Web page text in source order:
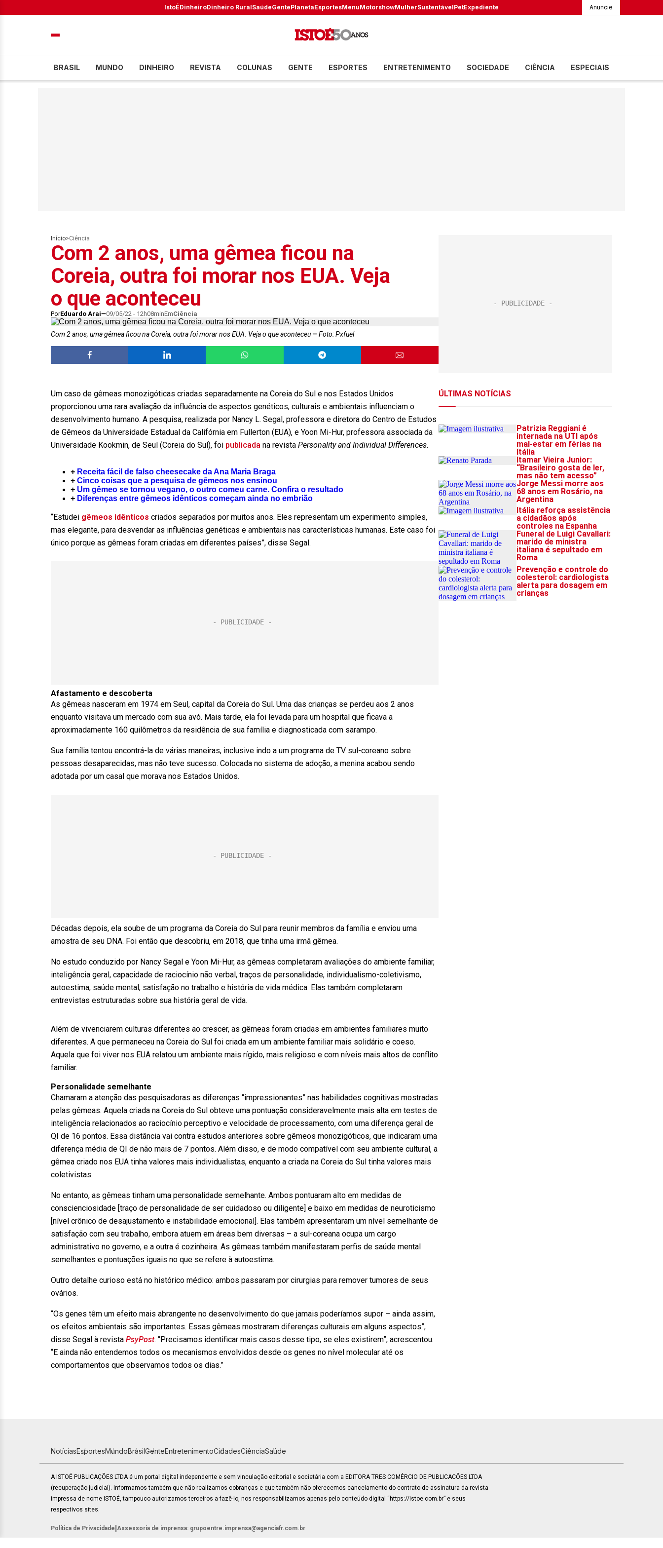
IstoÉDinheiroDinheiro RuralSaúdeGentePlanetaEsportesMenuMotorshowMulherSustentávelPetExpediente Anuncie
BRASIL MUNDO DINHEIRO REVISTA COLUNAS GENTE ESPORTES ENTRETENIMENTO SOCIEDADE CIÊNCIA ESPECIAIS
Início>Ciência
Com 2 anos, uma gêmea ficou na
Coreia, outra foi morar nos EUA. Veja
o que aconteceu
PorEduardo Arai 09/05/22 - 12h08minEmCiência
Com 2 anos, uma gêmea ficou na Coreia, outra foi morar nos EUA. Veja o que aconteceu Foto: Pxfuel
Um caso de gêmeas monozigóticas criadas separadamente na Coreia do Sul e nos Estados Unidos
proporcionou uma rara avaliação da influência de aspectos genéticos, culturais e ambientais influenciam o
desenvolvimento humano. A pesquisa, realizada por Nancy L. Segal, professora e diretora do Centro de Estudos
de Gêmeos da Universidade Estadual da Califórnia em Fullerton (EUA), e Yoon Mi-Hur, professora associada da
Universidade Kookmin, de Seul (Coreia do Sul), foi publicada na revista Personality and Individual Differences.
+ Receita fácil de falso cheesecake da Ana Maria Braga
+ Cinco coisas que a pesquisa de gêmeos nos ensinou
+ Um gêmeo se tornou vegano, o outro comeu carne. Confira o resultado
+ Diferenças entre gêmeos idênticos começam ainda no embrião
“Estudei gêmeos idênticos criados separados por muitos anos. Eles representam um experimento simples,
mas elegante, para desvendar as influências genéticas e ambientais nas características humanas. Este caso foi
único porque as gêmeas foram criadas em diferentes países”, disse Segal.
Afastamento e descoberta
As gêmeas nasceram em 1974 em Seul, capital da Coreia do Sul. Uma das crianças se perdeu aos 2 anos
enquanto visitava um mercado com sua avó. Mais tarde, ela foi levada para um hospital que ficava a
aproximadamente 160 quilômetros da residência de sua família e diagnosticada com sarampo.
Sua família tentou encontrá-la de várias maneiras, inclusive indo a um programa de TV sul-coreano sobre
pessoas desaparecidas, mas não teve sucesso. Colocada no sistema de adoção, a menina acabou sendo
adotada por um casal que morava nos Estados Unidos.
Décadas depois, ela soube de um programa da Coreia do Sul para reunir membros da família e enviou uma
amostra de seu DNA. Foi então que descobriu, em 2018, que tinha uma irmã gêmea.
No estudo conduzido por Nancy Segal e Yoon Mi-Hur, as gêmeas completaram avaliações do ambiente familiar,
inteligência geral, capacidade de raciocínio não verbal, traços de personalidade, individualismo-coletivismo,
autoestima, saúde mental, satisfação no trabalho e história de vida médica. Elas também completaram
entrevistas estruturadas sobre sua história geral de vida.
Além de vivenciarem culturas diferentes ao crescer, as gêmeas foram criadas em ambientes familiares muito
diferentes. A que permaneceu na Coreia do Sul foi criada em um ambiente familiar mais solidário e coeso.
Aquela que foi viver nos EUA relatou um ambiente mais rígido, mais religioso e com níveis mais altos de conflito
familiar.
Personalidade semelhante
Chamaram a atenção das pesquisadoras as diferenças “impressionantes” nas habilidades cognitivas mostradas
pelas gêmeas. Aquela criada na Coreia do Sul obteve uma pontuação consideravelmente mais alta em testes de
inteligência relacionados ao raciocínio perceptivo e velocidade de processamento, com uma diferença geral de
QI de 16 pontos. Essa distância vai contra estudos anteriores sobre gêmeos monozigóticos, que indicaram uma
diferença média de QI de não mais de 7 pontos. Além disso, e de modo compatível com seu ambiente cultural, a
gêmea criado nos EUA tinha valores mais individualistas, enquanto a criada na Coreia do Sul tinha valores mais
coletivistas.
No entanto, as gêmeas tinham uma personalidade semelhante. Ambos pontuaram alto em medidas de
conscienciosidade [traço de personalidade de ser cuidadoso ou diligente] e baixo em medidas de neuroticismo
[nível crônico de desajustamento e instabilidade emocional]. Elas também apresentaram um nível semelhante de
satisfação com seu trabalho, embora atuem em áreas bem diversas – a sul-coreana ocupa um cargo
administrativo no governo, e a outra é cozinheira. As gêmeas também manifestaram perfis de saúde mental
semelhantes e pontuações iguais no que se refere à autoestima.
Outro detalhe curioso está no histórico médico: ambos passaram por cirurgias para remover tumores de seus
ovários.
“Os genes têm um efeito mais abrangente no desenvolvimento do que jamais poderíamos supor – ainda assim,
os efeitos ambientais são importantes. Essas gêmeas mostraram diferenças culturais em alguns aspectos”,
disse Segal à revista PsyPost. “Precisamos identificar mais casos desse tipo, se eles existirem”, acrescentou.
“E ainda não entendemos todos os mecanismos envolvidos desde os genes no nível molecular até os
comportamentos que observamos todos os dias.”
NotíciasEsportesMundoBrasilGenteEntretenimentoCidadesCiênciaSaúde
A ISTOÉ PUBLICAÇÕES LTDA é um portal digital independente e sem vinculação editorial e societária com a EDITORA TRES COMÉRCIO DE PUBLICACÕES LTDA
(recuperação judicial). Informamos também que não realizamos cobranças e que também não oferecemos cancelamento do contrato de assinatura da revista
impressa de nome ISTOÉ, tampouco autorizamos terceiros a fazê-lo, nos responsabilizamos apenas pelo conteúdo digital “https://istoe.com.br” e seus
respectivos sites.
Política de Privacidade Assessoria de imprensa: grupoentre.imprensa@agenciafr.com.br